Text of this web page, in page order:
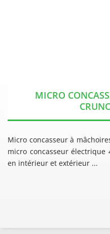
MICRO
Micro concasseur à
micro concasseur électrique
en intérieur et extérieur ...